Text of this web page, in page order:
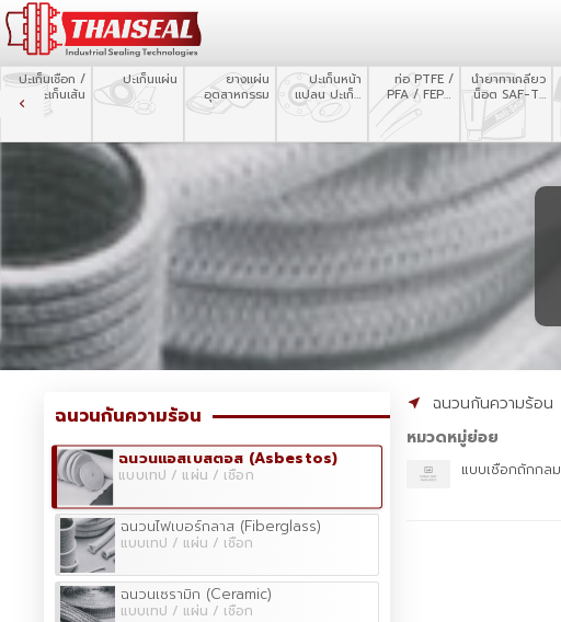
ปะเก็นเชือก /
ปะเก็นเส้น
ปะเก็นแผ่น
ยางแผ่น
อุตสาหกรรม
ปะเก็นหน้า
แปลน ปะเก็น
ท่อ PTFE /
PFA / FEP /
Silicone
น้ำยาทาเกลียว
น็อต SAF-T-
ฉนวนกันความร้อน
ฉนวนแอสเบสตอส (Asbestos)
แบบเทป / แผ่น / เชือก
ฉนวนไฟเบอร์กลาส (Fiberglass)
แบบเทป / แผ่น / เชือก
ฉนวนเซรามิก (Ceramic)
แบบเทป / แผ่น / เชือก
ฉนวนกันความร้อน
หมวดหมู่ย่อย
แบบเชือกถักกลม